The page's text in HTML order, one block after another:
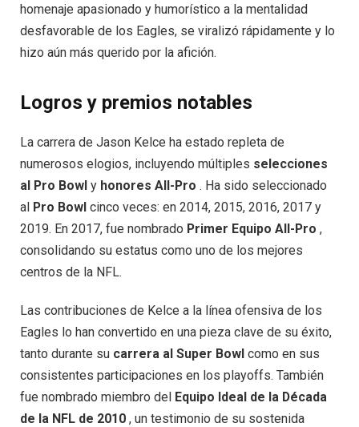
homenaje apasionado y humorístico a la mentalidad
desfavorable de los Eagles, se viralizó rápidamente y lo
hizo aún más querido por la afición.
Logros y premios notables
La carrera de Jason Kelce ha estado repleta de
numerosos elogios, incluyendo múltiples selecciones
al Pro Bowl y honores All-Pro . Ha sido seleccionado
al Pro Bowl cinco veces: en 2014, 2015, 2016, 2017 y
2019. En 2017, fue nombrado Primer Equipo All-Pro ,
consolidando su estatus como uno de los mejores
centros de la NFL.
Las contribuciones de Kelce a la línea ofensiva de los
Eagles lo han convertido en una pieza clave de su éxito,
tanto durante su carrera al Super Bowl como en sus
consistentes participaciones en los playoffs. También
fue nombrado miembro del Equipo Ideal de la Década
de la NFL de 2010 , un testimonio de su sostenida